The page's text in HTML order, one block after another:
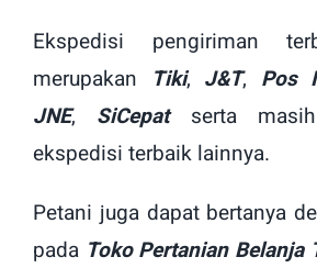
Ekspedisi pengiriman
merupakan
Tiki, J&T, Pos
JNE, SiCepat
serta
ekspedisi terbaik lainnya.
Petani juga dapat bertanya
pada Toko Pertanian Belanja